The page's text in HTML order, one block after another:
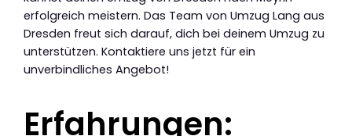
erfolgreich meistern. Das Team von Umzug Lang aus
Dresden freut sich darauf, dich bei deinem Umzug zu
unterstützen. Kontaktiere uns jetzt für ein
unverbindliches Angebot!
Erfahrungen: